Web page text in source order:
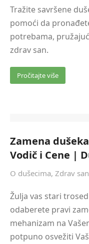
Tražite savršene
pomoći da
potrebama,
zdrav san.
Pročitajte više
Zamena
Vodič i Cene |
O dušecima, Zdrav san
Žulja vas stari
odaberete pravi
mehanizam na
potpuno osvežiti